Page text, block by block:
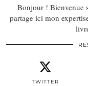
Bonjour ! Bienvenue
partage ici mon
TWITTER